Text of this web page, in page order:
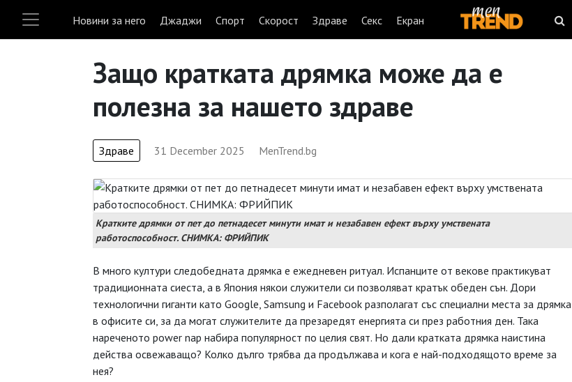
Новини за него Джаджи Спорт Скорост Здраве Секс Екран
Защо кратката дрямка може да е
полезна за нашето здраве
Здраве 31 December 2025 MenTrend.bg
Кратките дрямки от пет до петнадесет минути имат и незабавен ефект върху умствената
работоспособност. СНИМКА: ФРИЙПИК
В много култури следобедната дрямка е ежедневен ритуал. Испанците от векове практикуват
традиционната сиеста, а в Япония някои служители си позволяват кратък обеден сън. Дори
технологични гиганти като Google, Samsung и Facebook разполагат със специални места за дрямка
в офисите си, за да могат служителите да презаредят енергията си през работния ден. Така
нареченото power nap набира популярност по целия свят. Но дали кратката дрямка наистина
действа освежаващо? Колко дълго трябва да продължава и кога е най-подходящото време за
нея?